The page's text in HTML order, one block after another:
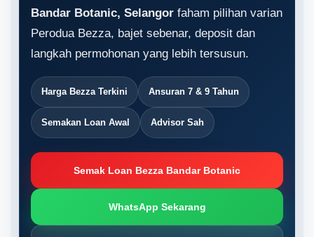
Bandar Botanic, Selangor faham pilihan varian
Perodua Bezza, bajet sebenar, deposit dan
langkah permohonan yang lebih tersusun.
Harga Bezza Terkini Ansuran 7 & 9 Tahun
Semakan Loan Awal Advisor Sah
Semak Loan Bezza Bandar Botanic
WhatsApp Sekarang